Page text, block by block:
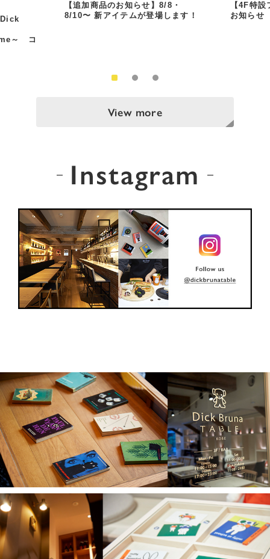
～ コ
【追加商品のお知らせ】8/8・
8/10〜 新アイテムが登場します！
【4F特
お知らせ
View more
Instagram